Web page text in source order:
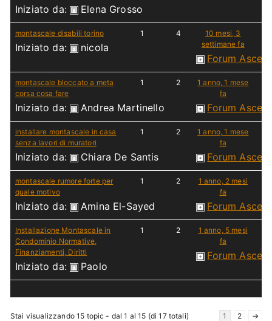
Iniziato da: Elena Grosso
montascale disabili torino
Iniziato da: nicola
1 4
10 mesi, 3
settimane fa
Forum
montascale bloccato a meta
corsa cosa fare
Iniziato da: Andrea Martinello
1 2
1 anno, 1 mese
fa
Forum
installare montascale in casa
senza lavori di muratori
Iniziato da: Chiara De Santis
1 2
1 anno, 1 mese
fa
Forum
montascale rumore forte per
quale motivo
Iniziato da: Amina El-Sayed
1 2
1 anno, 2 mesi
fa
Forum
Installazione Montascale in
Condominio Normative,
Finanziamenti, Diritti
Iniziato da: Paolo
1 2
1 anno, 5 mesi
fa
Forum
Stai visualizzando 15 topic - dal 1 al 15 (di 17 totali) 1 2 →